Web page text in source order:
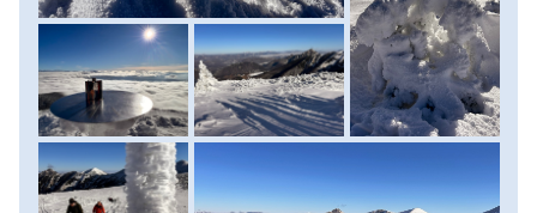
sípálya mentén a Grün-menedékházig. Itt a gerinctúra
fáradalmait levezetve megpihenhetünk, sörözhetünk és
teázhatunk egyet. (Mivel télen korán sötétedik, ne feledd
otthon a fejlámpádat sem!) Innen már csak kis táv egy
erdei szakaszon a felvonó alsó állomása, ahol buszunk vár.
Téli túránk fáradalmait már a hazafelé vezető buszúton
tudjuk kipihenni. Érkezés Budapestre a késő esti órákban.
(A túra menetideje: 6-7 óra, táv: 12 km, szintkülönbség: 500